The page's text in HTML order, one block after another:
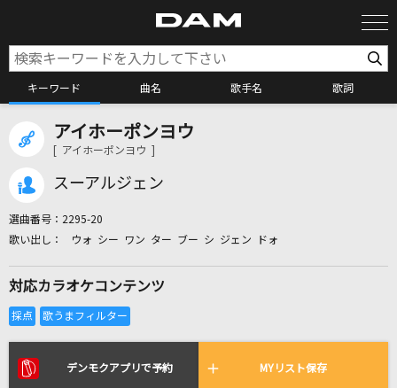
キーワード 曲名 歌手名 歌詞
カラオケ検索
リアルタイムで歌われている曲の一覧
アイホーポンヨウ
[ アイホーポンヨウ ]
スーアルジェン
選曲番号： 2295-20
ウォ シー ワン ター ブー シ ジェン ドォ
対応カラオケコンテンツ
デンモクアプリで予約 MYリスト保存